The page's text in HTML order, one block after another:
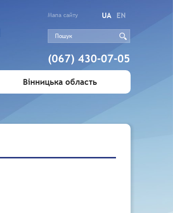
Мапа сайту UA EN
(067) 430-07-05
Вінницька область